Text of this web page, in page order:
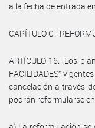
a la fecha de entrada
CAPÍTULO C -
ARTÍCULO 16.- Los
FACILIDADES”
cancelación a través
podrán reformularse